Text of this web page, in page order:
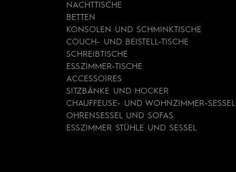
NACHTTISCHE
BETTEN
KONSOLEN UND SCHMINKTISCHE
COUCH- UND BEISTELL-TISCHE
SCHREIBTISCHE
ESSZIMMER-TISCHE
ACCESSOIRES
SITZBÄNKE UND HOCKER
CHAUFFEUSE- UND WOHNZIMMER-SESSEL
OHRENSESSEL UND SOFAS
ESSZIMMER STÜHLE UND SESSEL